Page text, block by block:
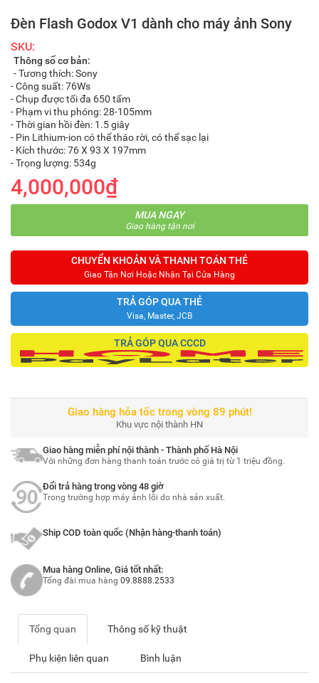
Đèn Flash Godox V1 dành cho máy ảnh Sony
SKU:
Thông số cơ bản:
- Tương thích: Sony
- Công suất: 76Ws
- Chụp được tối đa 650 tấm
- Phạm vi thu phóng: 28-105mm
- Thời gian hồi đèn: 1.5 giây
- Pin Lithium-ion có thể tháo rời, có thể sạc lại
- Kích thước: 76 X 93 X 197mm
- Trọng lượng: 534g
4,000,000₫
MUA NGAY
Giao hàng tận nơi
CHUYỂN KHOẢN VÀ THANH TOÁN THẺ
Giao Tận Nơi Hoặc Nhận Tại Cửa Hàng
TRẢ GÓP QUA THẺ
Visa, Master, JCB
TRẢ GÓP QUA CCCD
Giao hàng hỏa tốc trong vòng 89 phút!
Khu vực nội thành HN
Giao hàng miễn phí nội thành - Thành phố Hà Nội
Với những đơn hàng thanh toán trước có giá trị từ 1 triệu đồng.
Đổi trả hàng trong vòng 48 giờ
Trong trường hợp máy ảnh lỗi do nhà sản xuất.
Ship COD toàn quốc (Nhận hàng-thanh toán)
Mua hàng Online, Giá tốt nhất:
Tổng đài mua hàng 09.8888.2533
Tổng quan Thông số kỹ thuật
Phụ kiện liên quan Bình luận